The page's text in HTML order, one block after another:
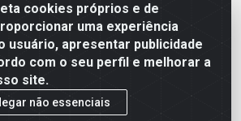
cookies próprios e de
uma experiência
usuário, apresentar publicidade
com o seu perfil e melhorar a
site.
não essenciais
Marechal Mascarenhas de Morais, 2471 -
- CEP 51.150-001 - CNPJ 24.150.377/0003-
57